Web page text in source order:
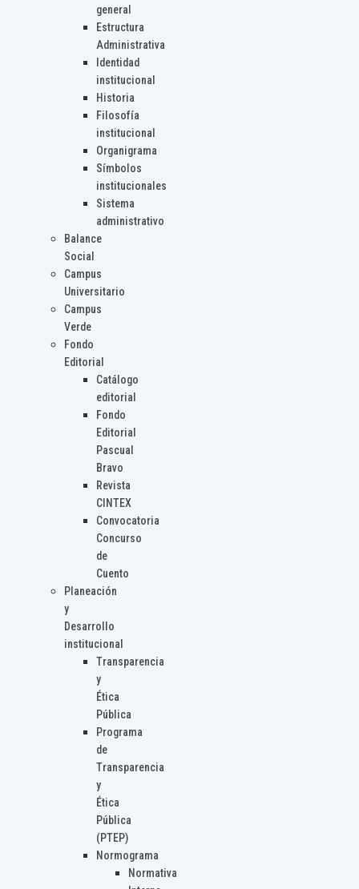
general
Estructura
Administrativa
Identidad
institucional
Historia
Filosofía
institucional
Organigrama
Símbolos
institucionales
Sistema
administrativo
Balance
Social
Campus
Universitario
Campus
Verde
Fondo
Editorial
Catálogo
editorial
Fondo
Editorial
Pascual
Bravo
Revista
CINTEX
Convocatoria
Concurso
de
Cuento
Planeación
y
Desarrollo
institucional
Transparencia
y
Ética
Pública
Programa
de
Transparencia
y
Ética
Pública
(PTEP)
Normograma
Normativa